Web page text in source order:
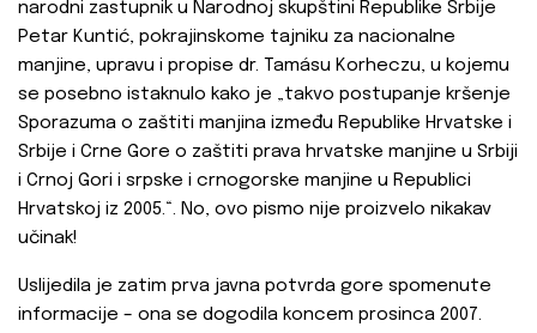
narodni zastupnik u Narodnoj skupštini Republike Srbije
Petar Kuntić, pokrajinskome tajniku za nacionalne
manjine, upravu i propise dr. Tamásu Korheczu, u kojemu
se posebno istaknulo kako je „takvo postupanje kršenje
Sporazuma o zaštiti manjina između Republike Hrvatske i
Srbije i Crne Gore o zaštiti prava hrvatske manjine u Srbiji
i Crnoj Gori i srpske i crnogorske manjine u Republici
Hrvatskoj iz 2005.“. No, ovo pismo nije proizvelo nikakav
učinak!
Uslijedila je zatim prva javna potvrda gore spomenute
informacije – ona se dogodila koncem prosinca 2007.